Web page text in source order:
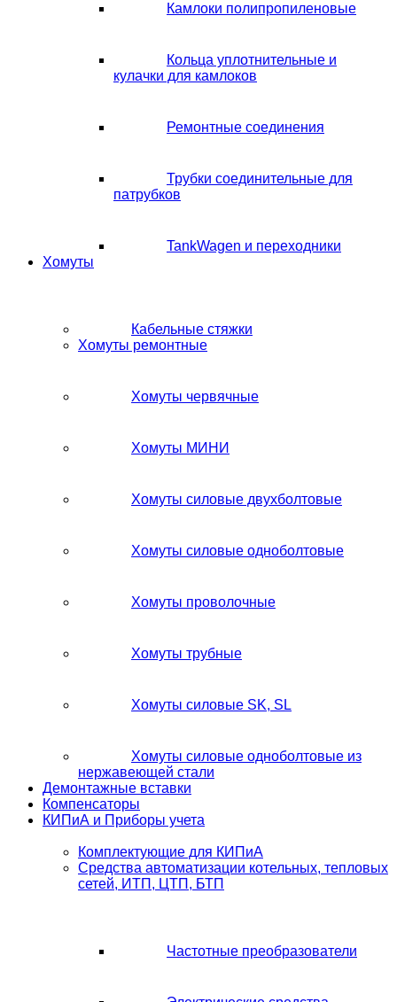
Камлоки полипропиленовые
Кольца уплотнительные и
кулачки для камлоков
Ремонтные соединения
Трубки соединительные для
патрубков
TankWagen и переходники
Хомуты
Кабельные стяжки
Хомуты ремонтные
Хомуты червячные
Хомуты МИНИ
Хомуты силовые двухболтовые
Хомуты силовые одноболтовые
Хомуты проволочные
Хомуты трубные
Хомуты силовые SK, SL
Хомуты силовые одноболтовые из
нержавеющей стали
Демонтажные вставки
Компенсаторы
КИПиА и Приборы учета
Комплектующие для КИПиА
Средства автоматизации котельных, тепловых
сетей, ИТП, ЦТП, БТП
Частотные преобразователи